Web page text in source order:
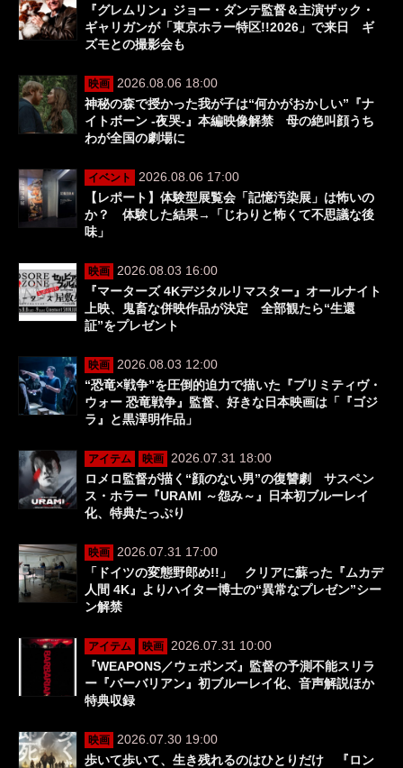
『グレムリン』ジョー・ダンテ監督＆主演ザック・
ギャリガンが「東京ホラー特区!!2026」で来日 ギ
ズモとの撮影会も
映画
2026.08.06 18:00
神秘の森で授かった我が子は“何かがおかしい”『ナ
イトボーン -夜哭-』本編映像解禁 母の絶叫顔うち
わが全国の劇場に
イベント
2026.08.06 17:00
【レポート】体験型展覧会「記憶汚染展」は怖いの
か？ 体験した結果→「じわりと怖くて不思議な後
味」
映画
2026.08.03 16:00
『マーターズ 4Kデジタルリマスター』オールナイト
上映、鬼畜な併映作品が決定 全部観たら“生還
証”をプレゼント
映画
2026.08.03 12:00
“恐竜×戦争”を圧倒的迫力で描いた『プリミティヴ・
ウォー 恐竜戦争』監督、好きな日本映画は「『ゴジ
ラ』と黒澤明作品」
アイテム 映画
2026.07.31 18:00
ロメロ監督が描く“顔のない男”の復讐劇 サスペン
ス・ホラー『URAMI ～怨み～』日本初ブルーレイ
化、特典たっぷり
映画
2026.07.31 17:00
「ドイツの変態野郎め!!」 クリアに蘇った『ムカデ
人間 4K』よりハイター博士の“異常なプレゼン”シー
ン解禁
アイテム 映画
2026.07.31 10:00
『WEAPONS／ウェポンズ』監督の予測不能スリラ
ー『バーバリアン』初ブルーレイ化、音声解説ほか
特典収録
映画
2026.07.30 19:00
歩いて歩いて、生き残れるのはひとりだけ 『ロン